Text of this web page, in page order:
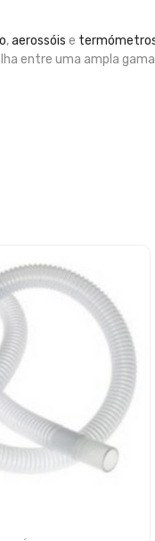
,aerossóis e
entre uma ampla